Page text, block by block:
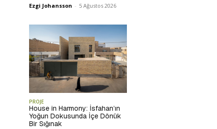
Ezgi Johansson - 5 Ağustos 2026
PROJE
House in Harmony: İsfahan’ın
Yoğun Dokusunda İçe Dönük
Bir Sığınak